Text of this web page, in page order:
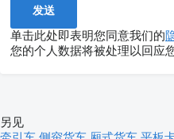
单击此处即表明您同意我们的
您的个人数据将被处理以回应
另见